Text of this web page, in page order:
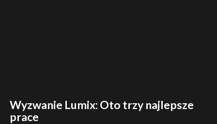
Wyzwanie Lumix: Oto trzy najlepsze
prace